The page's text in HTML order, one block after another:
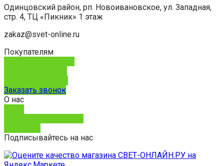
Одинцовский район, рп. Новоивановское, ул. Западная,
стр. 4, ТЦ «Пикник» 1 этаж
zakaz@svet-online.ru
Покупателям
Заказать звонок
О нас
Подписывайтесь на нас